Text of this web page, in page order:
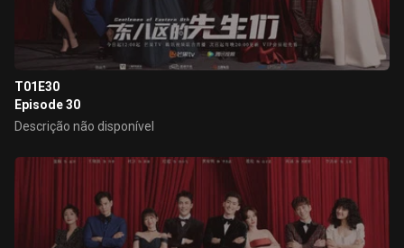
T01E30
Episode 30
Descrição não disponível